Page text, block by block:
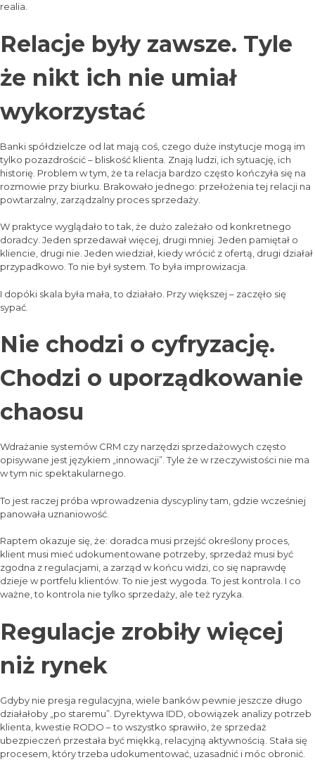
realia.
Relacje były zawsze. Tyle
że nikt ich nie umiał
wykorzystać
Banki spółdzielcze od lat mają coś, czego duże instytucje mogą im
tylko pozazdrościć – bliskość klienta. Znają ludzi, ich sytuację, ich
historię. Problem w tym, że ta relacja bardzo często kończyła się na
rozmowie przy biurku. Brakowało jednego: przełożenia tej relacji na
powtarzalny, zarządzalny proces sprzedaży.
W praktyce wyglądało to tak, że dużo zależało od konkretnego
doradcy. Jeden sprzedawał więcej, drugi mniej. Jeden pamiętał o
kliencie, drugi nie. Jeden wiedział, kiedy wrócić z ofertą, drugi działał
przypadkowo. To nie był system. To była improwizacja.
I dopóki skala była mała, to działało. Przy większej – zaczęło się
sypać.
Nie chodzi o cyfryzację.
Chodzi o uporządkowanie
chaosu
Wdrażanie systemów CRM czy narzędzi sprzedażowych często
opisywane jest językiem „innowacji”. Tyle że w rzeczywistości nie ma
w tym nic spektakularnego.
To jest raczej próba wprowadzenia dyscypliny tam, gdzie wcześniej
panowała uznaniowość.
Raptem okazuje się, że: doradca musi przejść określony proces,
klient musi mieć udokumentowane potrzeby, sprzedaż musi być
zgodna z regulacjami, a zarząd w końcu widzi, co się naprawdę
dzieje w portfelu klientów. To nie jest wygoda. To jest kontrola. I co
ważne, to kontrola nie tylko sprzedaży, ale też ryzyka.
Regulacje zrobiły więcej
niż rynek
Gdyby nie presja regulacyjna, wiele banków pewnie jeszcze długo
działałoby „po staremu”. Dyrektywa IDD, obowiązek analizy potrzeb
klienta, kwestie RODO – to wszystko sprawiło, że sprzedaż
ubezpieczeń przestała być miękką, relacyjną aktywnością. Stała się
procesem, który trzeba udokumentować, uzasadnić i móc obronić.